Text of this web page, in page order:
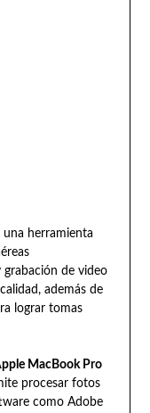
herramienta
grabación de video
además de
lograr tomas
MacBook Pro
procesar fotos
como Adobe